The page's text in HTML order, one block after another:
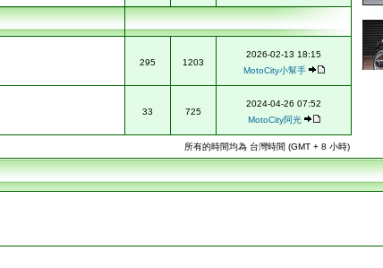
295 1203
2026-02-13 18:15
MotoCity小幫手
33 725
2024-04-26 07:52
MotoCity阿光
所有的時間均為 台灣時間 (GMT + 8 小時)